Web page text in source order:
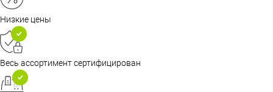
Низкие цены
Весь ассортимент сертифицирован